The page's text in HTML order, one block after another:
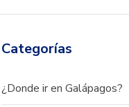
Categorías
¿Donde ir en Galápagos?